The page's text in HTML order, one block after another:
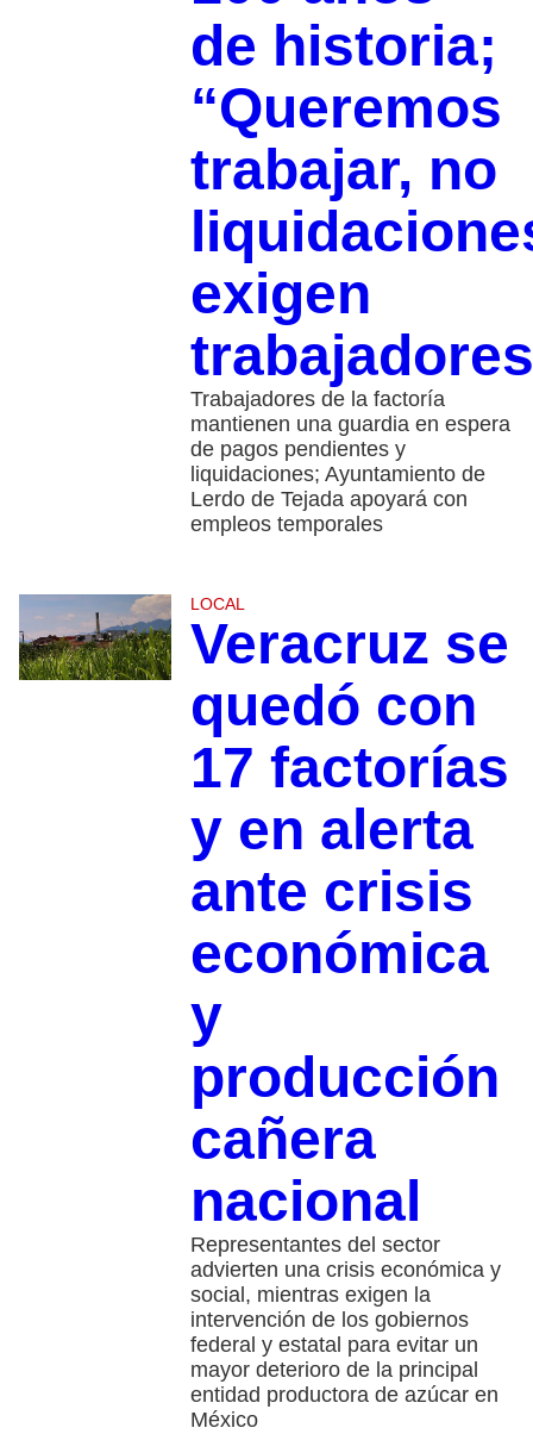
de historia;
“Queremos
trabajar, no
exigen
trabajadores
Trabajadores de la factoría
mantienen una guardia en espera
de pagos pendientes y
liquidaciones; Ayuntamiento de
Lerdo de Tejada apoyará con
empleos temporales
LOCAL
Veracruz se
quedó con
17 factorías
y en alerta
ante crisis
económica
y
producción
cañera
nacional
Representantes del sector
advierten una crisis económica y
social, mientras exigen la
intervención de los gobiernos
federal y estatal para evitar un
mayor deterioro de la principal
entidad productora de azúcar en
México